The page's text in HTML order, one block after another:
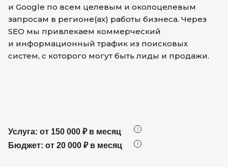
и Google по всем целевым и околоцелевым
запросам в регионе(ах) работы бизнеса. Через
SEO мы привлекаем коммерческий
и информационный трафик из поисковых
систем, с которого могут быть лиды и продажи.
Услуга: от 150 000 ₽ в месяц
Бюджет: от 20 000 ₽ в месяц